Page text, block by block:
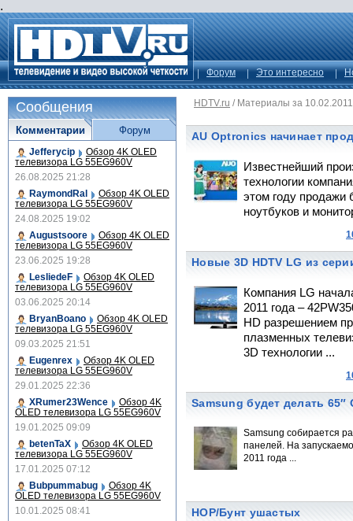
.
Форум Это интересно
HDTV.ru / Материалы за 10.02.2011
AU Optronics начинает
Известнейший
технологии
этом году продажи
ноутбуков и
Новые 3D HDTV LG из
Компания LG
2011 года –
HD разрешением
плазменных
3D технологии ...
Samsung будет делать 65″
Samsung собирается
панелей. На
2011 года ...
HOP/Бунт ушастых
Сообщения
Комментарии
Jefferycip Обзор 4K OLED
телевизора LG 55EG960V
26.08.2025 21:28
RaymondRal
Обзор 4K OLED
телевизора LG 55EG960V
24.08.2025 19:02
Augustsoore
Обзор 4K OLED
телевизора LG 55EG960V
23.06.2025 19:28
LesliedeF
Обзор 4K OLED
телевизора LG 55EG960V
03.06.2025 20:14
BryanBoano
Обзор 4K OLED
телевизора LG 55EG960V
09.03.2025 21:51
Eugenrex
Обзор 4K OLED
телевизора LG 55EG960V
29.01.2025 22:36
XRumer23Wence
Обзор 4K
OLED телевизора LG 55EG960V
19.01.2025 09:09
betenTaX
Обзор 4K OLED
телевизора LG 55EG960V
17.01.2025 07:12
Bubpummabug
Обзор 4K
OLED телевизора LG 55EG960V
10.01.2025 08:41
Форум